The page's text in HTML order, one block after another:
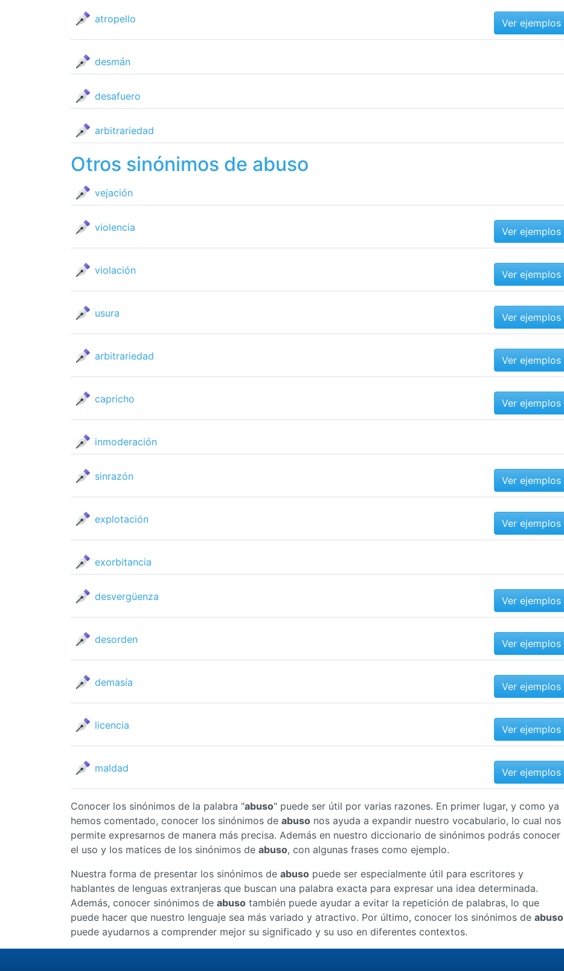
atropello Ver ejemplos
desmán
desafuero
arbi­trariedad
Otros sinónimos de abuso
vejación
violencia Ver ejemplos
violación Ver ejemplos
usura Ver ejemplos
arbitrariedad Ver ejemplos
capricho Ver ejemplos
inmoderación
sinrazón Ver ejemplos
explotación Ver ejemplos
exorbitancia
desvergüenza Ver ejemplos
desorden Ver ejemplos
demasía Ver ejemplos
licencia Ver ejemplos
maldad Ver ejemplos
Conocer los sinónimos de la palabra "abuso" puede ser útil por varias razones. En primer lugar, y como ya
hemos comentado, conocer los sinónimos de abuso nos ayuda a expandir nuestro vocabulario, lo cual nos
permite expresarnos de manera más precisa. Además en nuestro diccionario de sinónimos podrás conocer
el uso y los matices de los sinónimos de abuso, con algunas frases como ejemplo.
Nuestra forma de presentar los sinónimos de abuso puede ser especialmente útil para escritores y
hablantes de lenguas extranjeras que buscan una palabra exacta para expresar una idea determinada.
Además, conocer sinónimos de abuso también puede ayudar a evitar la repetición de palabras, lo que
puede hacer que nuestro lenguaje sea más variado y atractivo. Por último, conocer los sinónimos de abuso
puede ayudarnos a comprender mejor su significado y su uso en diferentes contextos.